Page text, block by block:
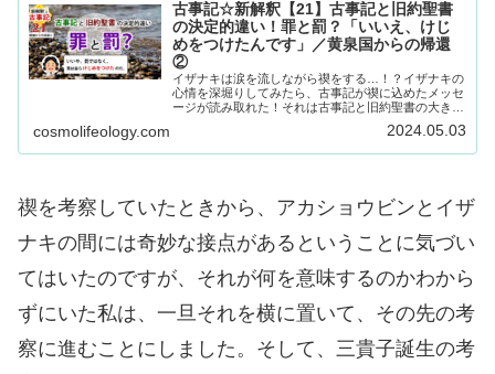
古事記☆新解釈【21】古事記と旧約聖書
の決定的違い！罪と罰？「いいえ、けじ
めをつけたんです」／黄泉国からの帰還
②
イザナキは涙を流しながら禊をする…！？イザナキの
心情を深堀りしてみたら、古事記が禊に込めたメッセ
ージが読み取れた！それは古事記と旧約聖書の大きな
cosmolifeology.com 2024.05.03
禊を考察していたときから、アカショウビンとイザ
ナキの間には奇妙な接点があるということに気づい
てはいたのですが、それが何を意味するのかわから
ずにいた私は、一旦それを横に置いて、その先の考
察に進むことにしました。そして、三貴子誕生の考